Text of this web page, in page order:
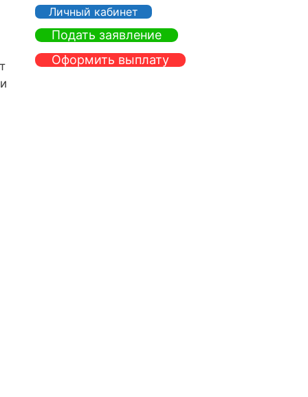
с
к
:
Личный кабинет
Подать заявление
Оформить выплату